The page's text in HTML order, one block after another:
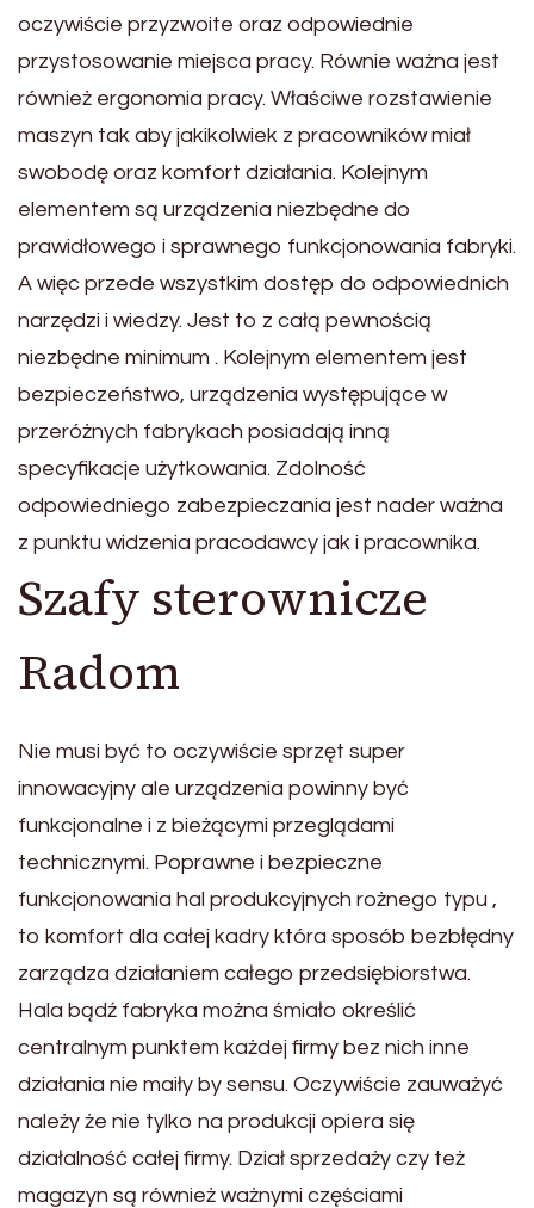
oczywiście przyzwoite oraz odpowiednie
przystosowanie miejsca pracy. Równie ważna jest
również ergonomia pracy. Właściwe rozstawienie
maszyn tak aby jakikolwiek z pracowników miał
swobodę oraz komfort działania. Kolejnym
elementem są urządzenia niezbędne do
prawidłowego i sprawnego funkcjonowania fabryki.
A więc przede wszystkim dostęp do odpowiednich
narzędzi i wiedzy. Jest to z całą pewnością
niezbędne minimum . Kolejnym elementem jest
bezpieczeństwo, urządzenia występujące w
przeróżnych fabrykach posiadają inną
specyfikacje użytkowania. Zdolność
odpowiedniego zabezpieczania jest nader ważna
z punktu widzenia pracodawcy jak i pracownika.
Szafy sterownicze
Radom
Nie musi być to oczywiście sprzęt super
innowacyjny ale urządzenia powinny być
funkcjonalne i z bieżącymi przeglądami
technicznymi. Poprawne i bezpieczne
funkcjonowania hal produkcyjnych rożnego typu ,
to komfort dla całej kadry która sposób bezbłędny
zarządza działaniem całego przedsiębiorstwa.
Hala bądź fabryka można śmiało określić
centralnym punktem każdej firmy bez nich inne
działania nie maiły by sensu. Oczywiście zauważyć
należy że nie tylko na produkcji opiera się
działalność całej firmy. Dział sprzedaży czy też
magazyn są również ważnymi częściami